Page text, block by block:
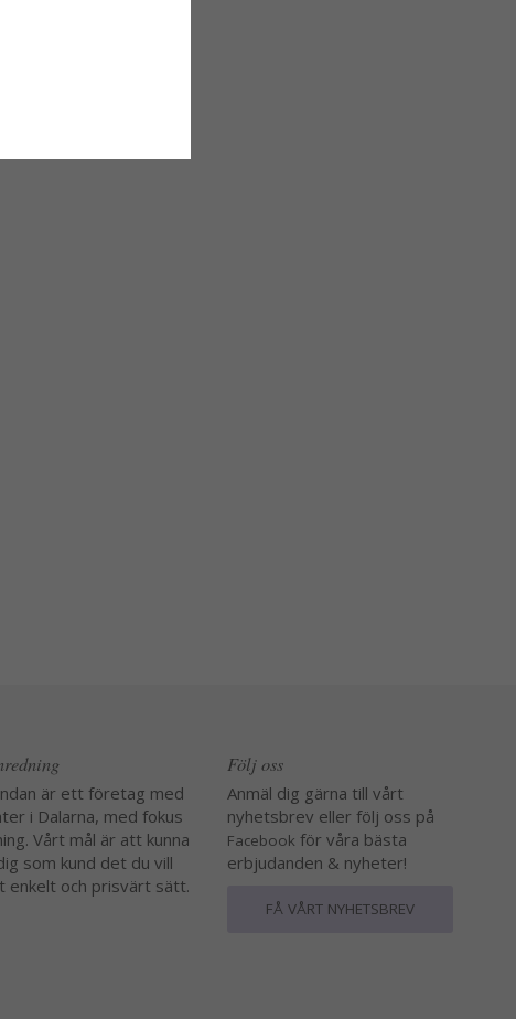
är ett företag med
i Dalarna, med fokus
Vårt mål är att kunna
som kund det du vill
enkelt och prisvärt sätt.
Följ oss
Anmäl dig gärna till vårt
nyhetsbrev eller följ oss på
Facebook för våra bästa
erbjudanden & nyheter!
FÅ VÅRT NYHETSBREV